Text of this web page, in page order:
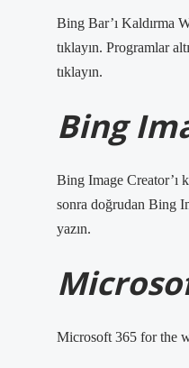
Bing Bar’ı Kaldırma
tıklayın. Programlar
tıklayın.
Bing
Bing Image Creator’ı
sonra doğrudan Bing
yazın.
Microsoft 365 for the